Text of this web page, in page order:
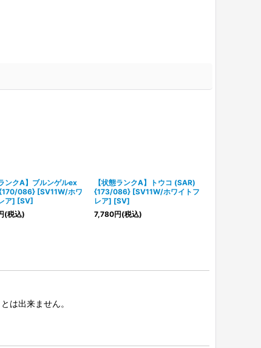
ンクA】ブルンゲルex
086} [SV11W/ホワ
ア] [SV]
(税込)
【状態ランクA】トウコ (SAR)
{173/086} [SV11W/ホワイトフ
レア] [SV]
7,780円(税込)
は出来ません。